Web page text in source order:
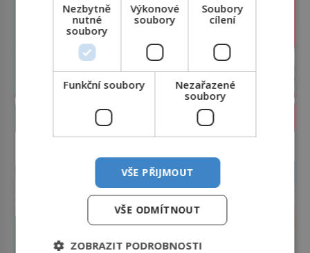
PROLISTOVAT ČASOPIS
Nezbytně
nutné
soubory
Výkonové
soubory
Soubory
cílení
Funkční soubory
Nezařazené
soubory
VŠE PŘIJMOUT
VŠE ODMÍTNOUT
ZOBRAZIT PODROBNOSTI